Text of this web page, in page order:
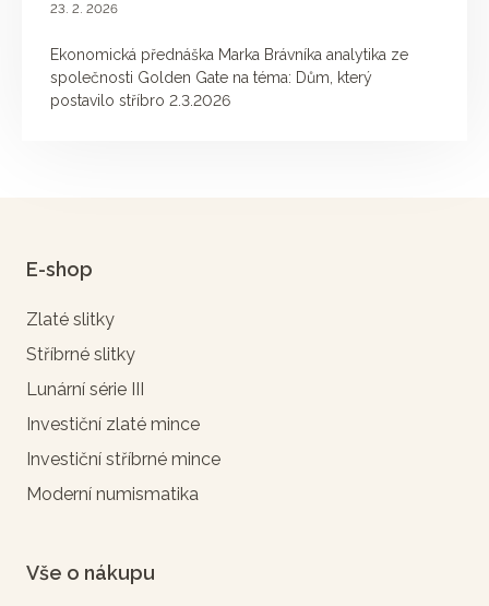
23. 2. 2026
Ekonomická přednáška Marka Brávníka analytika ze
společnosti Golden Gate na téma: Dům, který
postavilo stříbro 2.3.2026
E-shop
Zlaté slitky
Stříbrné slitky
Lunární série III
Investiční zlaté mince
Investiční stříbrné mince
Moderní numismatika
Vše o nákupu